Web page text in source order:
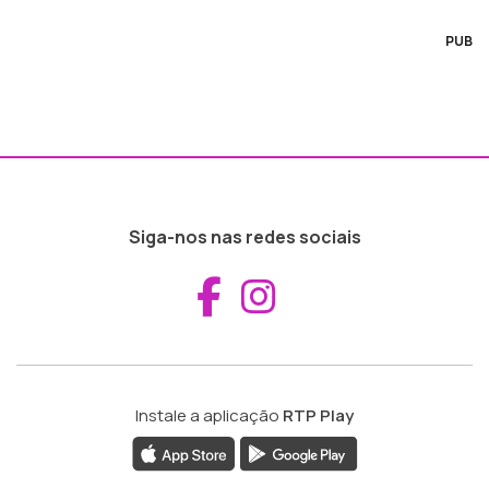
PUB
Siga-nos nas redes sociais
Aceder ao
Instale a aplicação RTP Play